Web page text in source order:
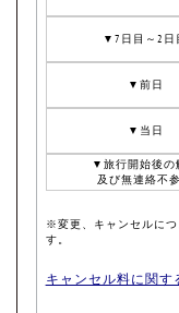
▼7日目～2日
▼前日
▼当日
▼旅行開始後の
及び無連絡不
※変更、キャンセルにつ
す。
キャンセル料に関す